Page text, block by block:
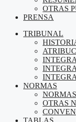
OTRAS
PRENSA
TRIBUNAL
NORMAS
OTRAS
TABLAS